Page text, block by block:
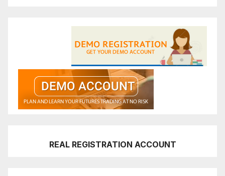
REAL REGISTRATION ACCOUNT